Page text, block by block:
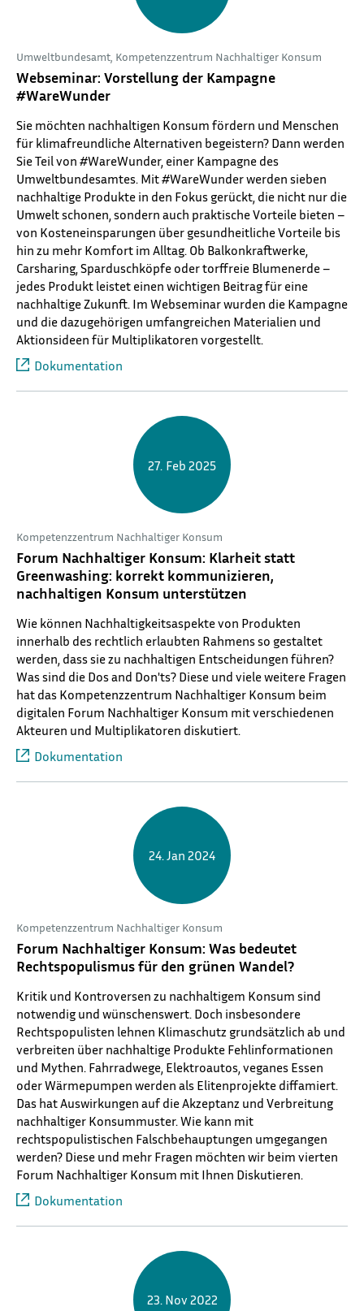
Umweltbundesamt, Kompetenzzentrum Nachhaltiger Konsum
Webseminar: Vorstellung der Kampagne
#WareWunder
Sie möchten nachhaltigen Konsum fördern und Menschen
für klimafreundliche Alternativen begeistern? Dann werden
Sie Teil von #WareWunder, einer Kampagne des
Umweltbundesamtes. Mit #WareWunder werden sieben
nachhaltige Produkte in den Fokus gerückt, die nicht nur die
Umwelt schonen, sondern auch praktische Vorteile bieten –
von Kosteneinsparungen über gesundheitliche Vorteile bis
hin zu mehr Komfort im Alltag. Ob Balkonkraftwerke,
Carsharing, Sparduschköpfe oder torffreie Blumenerde –
jedes Produkt leistet einen wichtigen Beitrag für eine
nachhaltige Zukunft. Im Webseminar wurden die Kampagne
und die dazugehörigen umfangreichen Materialien und
Aktionsideen für Multiplikatoren vorgestellt.
Dokumentation
27. Feb 2025
Kompetenzzentrum Nachhaltiger Konsum
Forum Nachhaltiger Konsum: Klarheit statt
Greenwashing: korrekt kommunizieren,
nachhaltigen Konsum unterstützen
Wie können Nachhaltigkeitsaspekte von Produkten
innerhalb des rechtlich erlaubten Rahmens so gestaltet
werden, dass sie zu nachhaltigen Entscheidungen führen?
Was sind die Dos and Don'ts? Diese und viele weitere Fragen
hat das Kompetenzzentrum Nachhaltiger Konsum beim
digitalen Forum Nachhaltiger Konsum mit verschiedenen
Akteuren und Multiplikatoren diskutiert.
Dokumentation
24. Jan 2024
Kompetenzzentrum Nachhaltiger Konsum
Forum Nachhaltiger Konsum: Was bedeutet
Rechtspopulismus für den grünen Wandel?
Kritik und Kontroversen zu nachhaltigem Konsum sind
notwendig und wünschenswert. Doch insbesondere
Rechtspopulisten lehnen Klimaschutz grundsätzlich ab und
verbreiten über nachhaltige Produkte Fehlinformationen
und Mythen. Fahrradwege, Elektroautos, veganes Essen
oder Wärmepumpen werden als Elitenprojekte diffamiert.
Das hat Auswirkungen auf die Akzeptanz und Verbreitung
nachhaltiger Konsummuster. Wie kann mit
rechtspopulistischen Falschbehauptungen umgegangen
werden? Diese und mehr Fragen möchten wir beim vierten
Forum Nachhaltiger Konsum mit Ihnen Diskutieren.
Dokumentation
23. Nov 2022